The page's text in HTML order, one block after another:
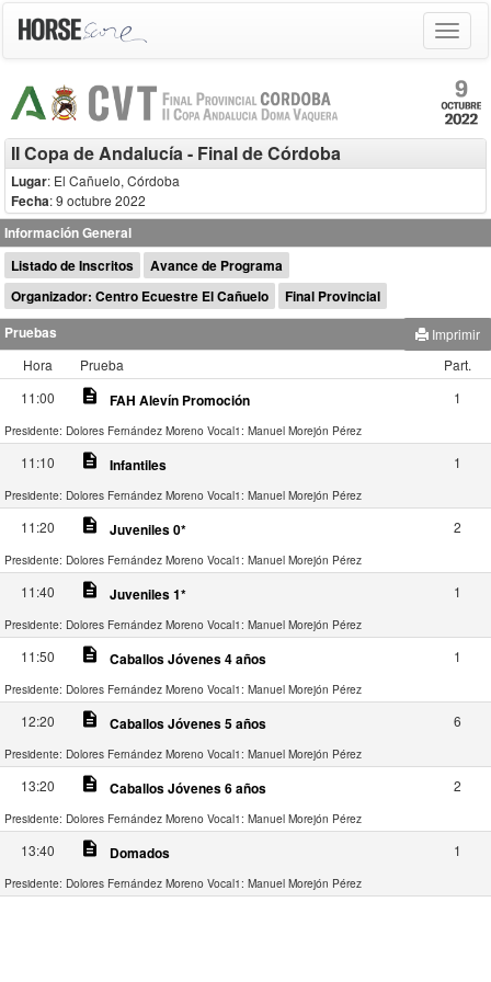
Toggle
II Copa de Andalucía - Final de Córdoba
Lugar: El Cañuelo, Córdoba
Fecha: 9 octubre 2022
Información General
Listado de Inscritos
Avance de Programa
Organizador: Centro Ecuestre El Cañuelo
Final Provincial
Pruebas
Imprimir
Hora
Prueba
Part.
11:00
description FAH Alevín Promoción 1
Presidente: Dolores Fernández Moreno Vocal1: Manuel Morejón Pérez
11:10 description Infantiles 1
Presidente: Dolores Fernández Moreno Vocal1: Manuel Morejón Pérez
11:20 description Juveniles 0* 2
Presidente: Dolores Fernández Moreno Vocal1: Manuel Morejón Pérez
11:40 description Juveniles 1* 1
Presidente: Dolores Fernández Moreno Vocal1: Manuel Morejón Pérez
11:50 description Caballos Jóvenes 4 años 1
Presidente: Dolores Fernández Moreno Vocal1: Manuel Morejón Pérez
12:20 description Caballos Jóvenes 5 años 6
Presidente: Dolores Fernández Moreno Vocal1: Manuel Morejón Pérez
13:20 description Caballos Jóvenes 6 años 2
Presidente: Dolores Fernández Moreno Vocal1: Manuel Morejón Pérez
13:40 description Domados 1
Presidente: Dolores Fernández Moreno Vocal1: Manuel Morejón Pérez